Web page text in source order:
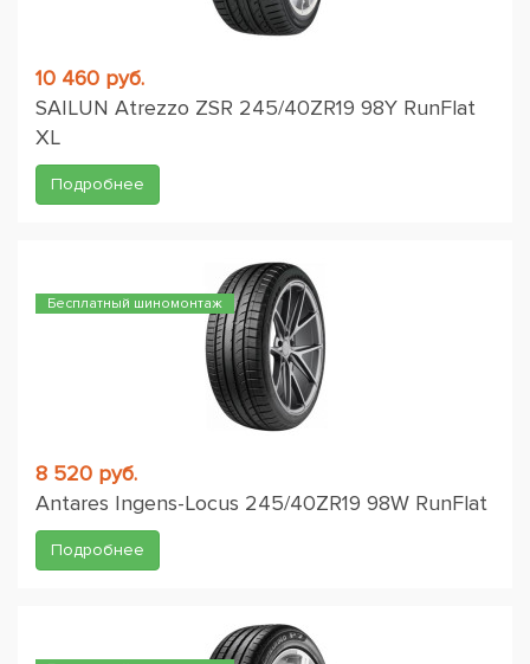
10 460 руб.
SAILUN Atrezzo ZSR 245/40ZR19 98Y RunFlat
XL
Подробнее
Бесплатный шиномонтаж
8 520 руб.
Antares Ingens-Locus 245/40ZR19 98W RunFlat
Подробнее